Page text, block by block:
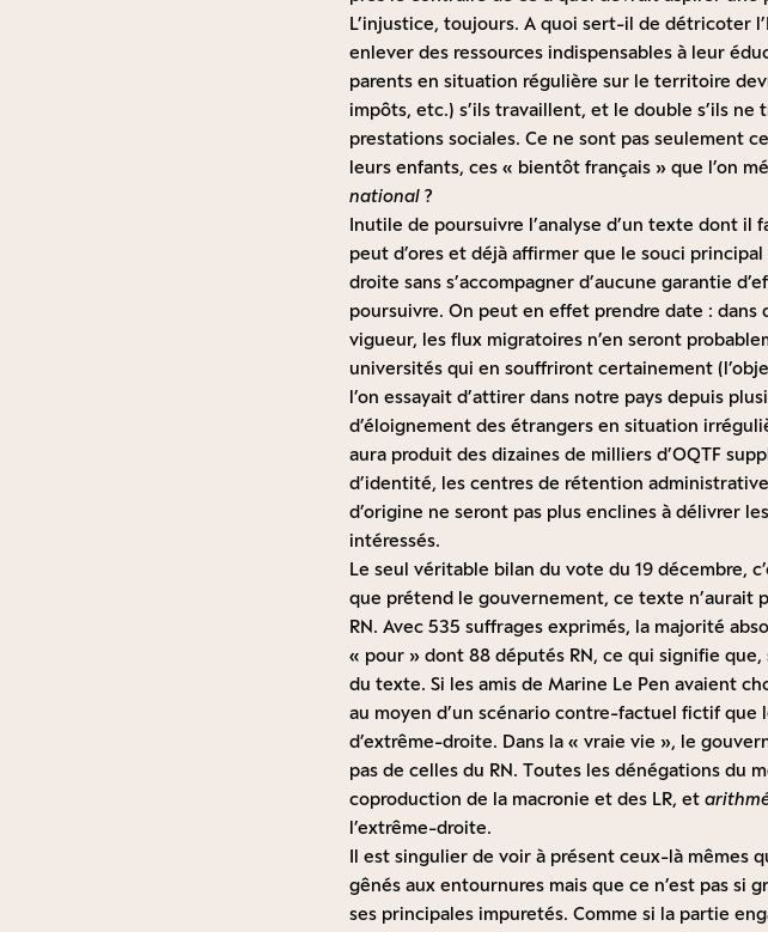
L’injustice, toujours. A quoi sert-il de détricoter
enlever des ressources indispensables à leur
parents en situation régulière sur le territoire
impôts, etc.) s’ils travaillent, et le double s’ils
prestations sociales. Ce ne sont pas seulement
leurs enfants, ces « bientôt français » que l’on
national ?
Inutile de poursuivre l’analyse d’un texte dont
peut d’ores et déjà affirmer que le souci
droite sans s’accompagner d’aucune garantie
poursuivre. On peut en effet prendre date :
vigueur, les flux migratoires n’en seront
universités qui en souffriront certainement
l’on essayait d’attirer dans notre pays depuis
d’éloignement des étrangers en situation
aura produit des dizaines de milliers d’OQTF
d’identité, les centres de rétention
d’origine ne seront pas plus enclines à délivrer
intéressés.
Le seul véritable bilan du vote du 19 décembre,
que prétend le gouvernement, ce texte n’aurait
RN. Avec 535 suffrages exprimés, la majorité
« pour » dont 88 députés RN, ce qui signifie
du texte. Si les amis de Marine Le Pen avaient
au moyen d’un scénario contre-factuel fictif
d’extrême-droite. Dans la « vraie vie », le
pas de celles du RN. Toutes les dénégations du
coproduction de la macronie et des LR, et
l’extrême-droite.
Il est singulier de voir à présent ceux-là mêmes
gênés aux entournures mais que ce n’est pas
ses principales impuretés. Comme si la partie